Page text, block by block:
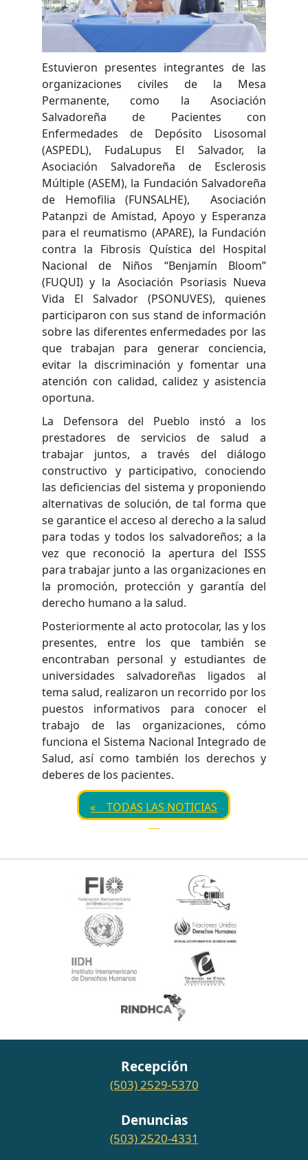
Estuvieron presentes integrantes de las
organizaciones civiles de la Mesa
Permanente, como la Asociación
Salvadoreña de Pacientes con
Enfermedades de Depósito Lisosomal
(ASPEDL), FudaLupus El Salvador, la
Asociación Salvadoreña de Esclerosis
Múltiple (ASEM), la Fundación Salvadoreña
de Hemofilia (FUNSALHE), Asociación
Patanpzi de Amistad, Apoyo y Esperanza
para el reumatismo (APARE), la Fundación
contra la Fibrosis Quística del Hospital
Nacional de Niños “Benjamín Bloom”
(FUQUI) y la Asociación Psoriasis Nueva
Vida El Salvador (PSONUVES), quienes
participaron con sus stand de información
sobre las diferentes enfermedades por las
que trabajan para generar conciencia,
evitar la discriminación y fomentar una
atención con calidad, calidez y asistencia
oportuna.
La Defensora del Pueblo instó a los
prestadores de servicios de salud a
trabajar juntos, a través del diálogo
constructivo y participativo, conociendo
las deficiencias del sistema y proponiendo
alternativas de solución, de tal forma que
se garantice el acceso al derecho a la salud
para todas y todos los salvadoreños; a la
vez que reconoció la apertura del ISSS
para trabajar junto a las organizaciones en
la promoción, protección y garantía del
derecho humano a la salud.
Posteriormente al acto protocolar, las y los
presentes, entre los que también se
encontraban personal y estudiantes de
universidades salvadoreñas ligados al
tema salud, realizaron un recorrido por los
puestos informativos para conocer el
trabajo de las organizaciones, cómo
funciona el Sistema Nacional Integrado de
Salud, así como también los derechos y
deberes de los pacientes.
« TODAS LAS NOTICIAS
Recepción
(503) 2529-5370
Denuncias
(503) 2520-4331